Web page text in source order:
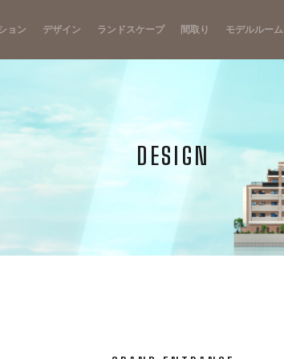
ョン デザイン ランドスケープ 間取り モデルルーム
DESIGN